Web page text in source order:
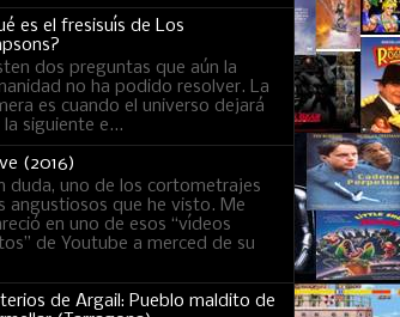
es el fresisuís de Los
dos preguntas que aún la
no ha podido resolver. La
es cuando el universo dejará
siguiente e...
(2016)
duda, uno de los cortometrajes
angustiosos que he visto. Me
en uno de esos “vídeos
de Youtube a merced de su
de Argail: Pueblo maldito de